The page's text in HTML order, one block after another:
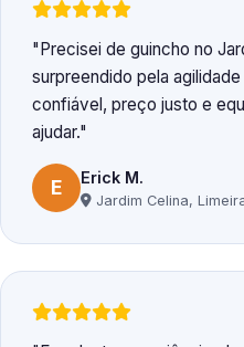
Precisei de guincho no
surpreendido pela
confiável, preço justo e
ajudar.
E Erick M.
Jardim Celina,